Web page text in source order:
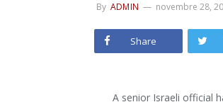
By ADMIN novembre 28,
Share
A senior Israeli official